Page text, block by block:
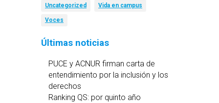
Uncategorized Vida en campus
Voces
Últimas noticias
PUCE y ACNUR firman carta de
entendimiento por la inclusión y los
derechos
Ranking QS: por quinto año